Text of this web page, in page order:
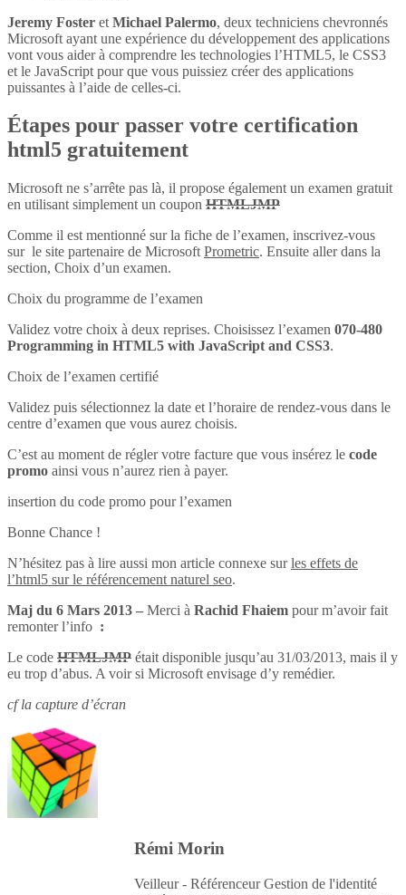
Jeremy Foster et Michael Palermo, deux techniciens chevronnés
Microsoft ayant une expérience du développement des applications
vont vous aider à comprendre les technologies l’HTML5, le CSS3
et le JavaScript pour que vous puissiez créer des applications
puissantes à l’aide de celles-ci.
Étapes pour passer votre certification
html5 gratuitement
Microsoft ne s’arrête pas là, il propose également un examen gratuit
en utilisant simplement un coupon HTMLJMP
Comme il est mentionné sur la fiche de l’examen, inscrivez-vous
sur le site partenaire de Microsoft Prometric. Ensuite aller dans la
section, Choix d’un examen.
Choix du programme de l’examen
Validez votre choix à deux reprises. Choisissez l’examen 070-480
Programming in HTML5 with JavaScript and CSS3.
Choix de l’examen certifié
Validez puis sélectionnez la date et l’horaire de rendez-vous dans le
centre d’examen que vous aurez choisis.
C’est au moment de régler votre facture que vous insérez le code
promo ainsi vous n’aurez rien à payer.
insertion du code promo pour l’examen
Bonne Chance !
N’hésitez pas à lire aussi mon article connexe surles effets de
l’html5 sur le référencement naturel seo.
Maj du 6 Mars 2013 – Merci à Rachid Fhaiem pour m’avoir fait
remonter l’info :
Le code HTMLJMP était disponible jusqu’au 31/03/2013, mais il y
eu trop d’abus. A voir si Microsoft envisage d’y remédier.
cf la capture d’écran
Rémi Morin
Veilleur - Référenceur Gestion de l'identité